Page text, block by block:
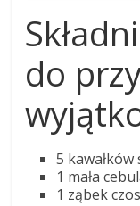
do
5
1 mała
1 ząbek